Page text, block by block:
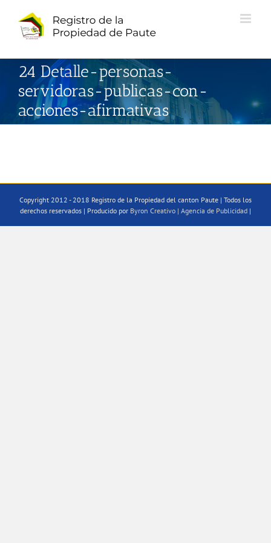
contenido
24 Detalle-personas-
servidoras-publicas-con-
acciones-afirmativas
Copyright 2012 - 2018 Registro de la Propiedad del canton Paute | Todos los
derechos reservados | Producido por Byron Creativo | Agencia de Publicidad |